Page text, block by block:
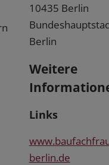
10435 Berlin
Berlin
Weitere
Links
berlin.de